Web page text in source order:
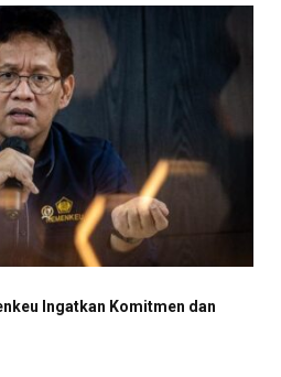
Ingatkan Komitmen dan